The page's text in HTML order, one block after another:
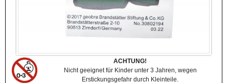
ACHTUNG!
Nicht geeignet für Kinder unter 3 Jahren, wegen
Erstickungsgefahr durch Kleinteile.